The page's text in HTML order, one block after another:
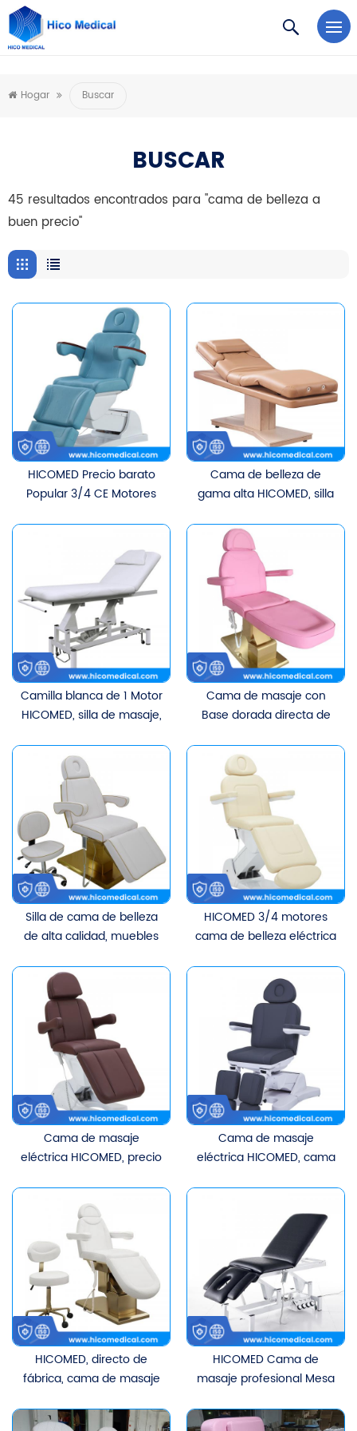
https://www.microsoft.com/en-us/microsoft-teams/log-in
Hogar Buscar
BUSCAR
45 resultados encontrados para "cama de belleza a
buen precio"
HICOMED Precio barato
Popular 3/4 CE Motores
salón de belleza Silla
multifuncional Cama
cosmética facial Cama
de belleza
Cama de belleza de
gama alta HICOMED, ​​silla
Facial, cama de pestañas
cosmética, cama de
masaje eléctrica
multifuncional con 3
motores
Camilla blanca de 1 Motor
HICOMED, ​​silla de masaje,
cama cosmética de
belleza móvil con
dispositivo de soporte de
papel
Cama de masaje con
Base dorada directa de
de belleza, muebles de
Spa, cama de pestañas,
cama cosmética para
terapia corporal Facial,
cama de belleza
Silla de cama de belleza
de alta calidad, muebles
dorada, cama de masaje
de tres motores, cama de
pestañas de ajuste
eléctrico a la venta
HICOMED 3/4 motores
cama de belleza eléctrica
Facial ajuste eléctrico
cama de mesa de
masaje de pestañas
cosmética
Cama de masaje
eléctrica HICOMED, ​​precio
salón de belleza, cama
de belleza cosmética,
motores 3/4
Cama de masaje
eléctrica HICOMED, ​​cama
tratamiento de
diagnóstico privado con 5
motores
HICOMED, ​​directo de
fábrica, cama de masaje
de belleza, muebles para
HICOMED Cama de
masaje profesional Mesa
Ajuste eléctrico de altura